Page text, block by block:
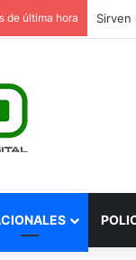
de última hora